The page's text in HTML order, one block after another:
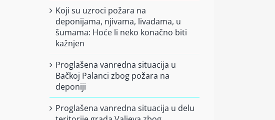
Koji su uzroci požara na
deponijama, njivama, livadama, u
šumama: Hoće li neko konačno biti
kažnjen
Proglašena vanredna situacija u
Bačkoj Palanci zbog požara na
deponiji
Proglašena vanredna situacija u delu